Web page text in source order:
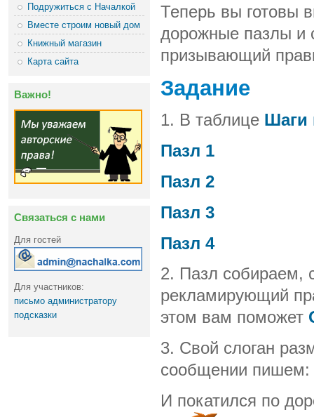
Подружиться с Началкой
Вместе строим новый дом
Книжный магазин
Карта сайта
Важно!
Связаться с нами
Для гостей
Для участников:
письмо администратору
подсказки
Теперь вы готовы
дорожные пазлы и
призывающий
Задание
1. В таблице Шаги
Пазл 1
Пазл 2
Пазл 3
Пазл 4
2. Пазл собираем,
рекламирующий
этом вам поможет
3. Свой слоган
сообщении пишем:
И покатился по